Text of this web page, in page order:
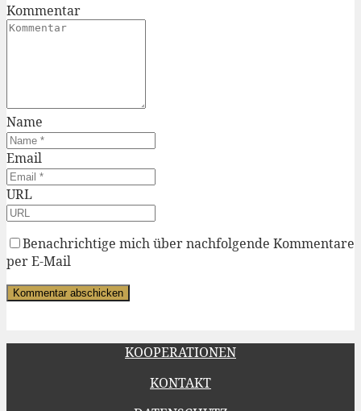
Kommentar
Name
Email
URL
Benachrichtige mich über nachfolgende Kommentare
per E-Mail
KOOPERATIONEN
KONTAKT